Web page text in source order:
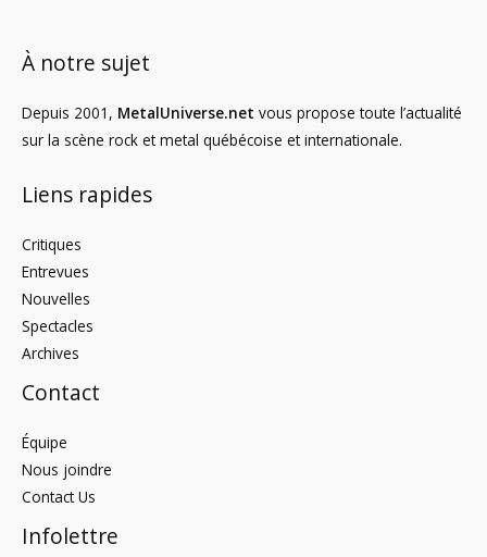
À notre sujet
Depuis 2001, MetalUniverse.net vous propose toute l’actualité
sur la scène rock et metal québécoise et internationale.
Liens rapides
Critiques
Entrevues
Nouvelles
Spectacles
Archives
Contact
Équipe
Nous joindre
Contact Us
Infolettre